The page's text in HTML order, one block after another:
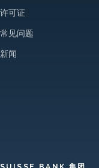
许可证
常见问题
新闻